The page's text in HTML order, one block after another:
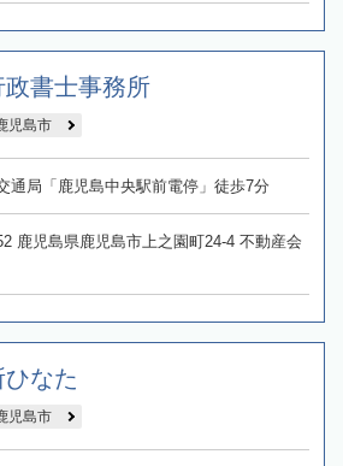
書士事務所
児島市
通局「鹿児島中央駅前電停」徒歩7分
鹿児島県鹿児島市上之園町24-4 不動産会
なた
児島市